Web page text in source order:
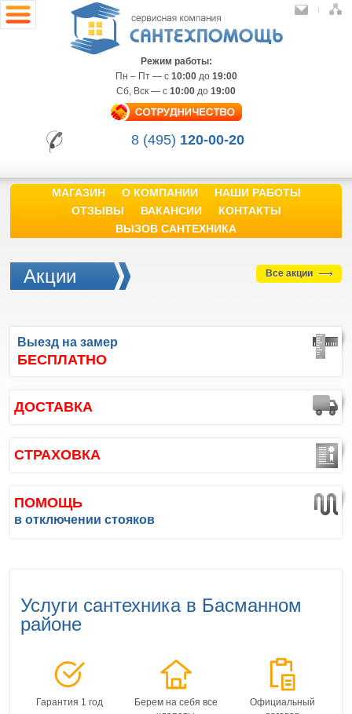
Режим работы:
Пн – Пт — с 10:00до 19:00
Сб, Вск — с 10:00 до 19:00
8 (495) 120-00-20
МАГАЗИН О КОМПАНИИ
НАШИ РАБОТЫ
ОТЗЫВЫ
ВАКАНСИИ
КОНТАКТЫ
ВЫЗОВ САНТЕХНИКА
Акции Все акции
Выезд на замер
БЕСПЛАТНО
ДОСТАВКА
СТРАХОВКА
ПОМОЩЬ
в отключении стояков
Услуги сантехника в Басманном
районе
Гарантия 1 год
Берем на себя все
Официальный